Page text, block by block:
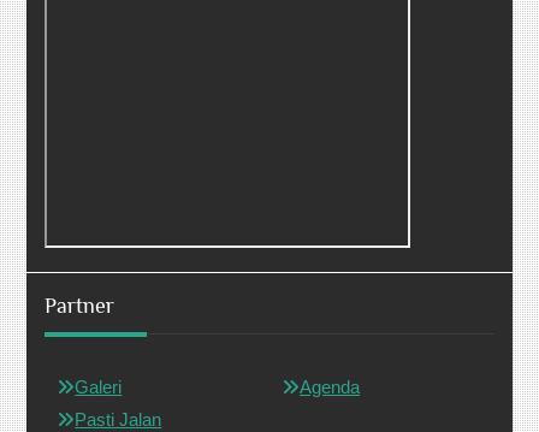
Partner
Galeri
Pasti Jalan
Agenda